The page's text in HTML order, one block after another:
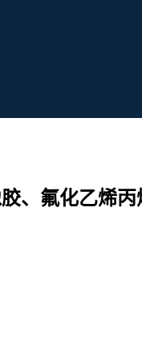
、氟化乙烯